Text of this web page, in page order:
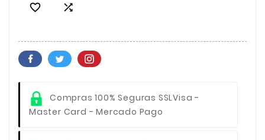
 
Compras 100% Seguras SSLVisa -
Master Card - Mercado Pago